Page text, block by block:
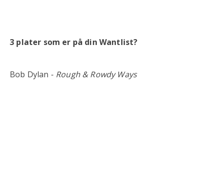
3 plater som er på din Wantlist?
Bob Dylan - Rough & Rowdy Ways